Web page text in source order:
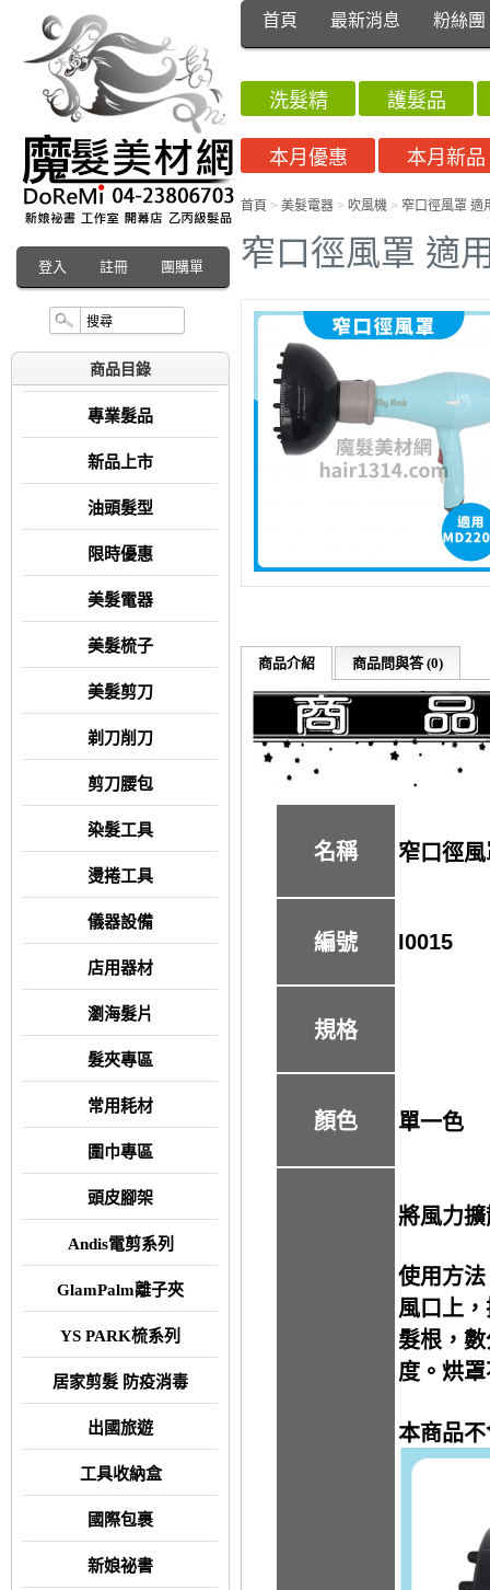
登入 註冊 團購單
首頁 最新消息 粉絲團
商品目錄
專業髮品
新品上市
油頭髮型
限時優惠
美髮電器
美髮梳子
美髮剪刀
剃刀削刀
剪刀腰包
染髮工具
燙捲工具
儀器設備
店用器材
瀏海髮片
髮夾專區
常用耗材
圍巾專區
頭皮腳架
Andis電剪系列
GlamPalm離子夾
YS PARK梳系列
居家剪髮 防疫消毒
出國旅遊
工具收納盒
國際包裹
新娘祕書
洗髮精
護髮品
本月優惠
本月新品
首頁 > 美髮電器 > 吹風機 > 窄口徑風罩 適
窄口徑風罩 適
商品介紹 商品問與答 (0)
名稱 窄口徑
編號 I0015
規格
顏色 單一色
將風力
使用方法
風口上
髮根，
度。烘
本商品